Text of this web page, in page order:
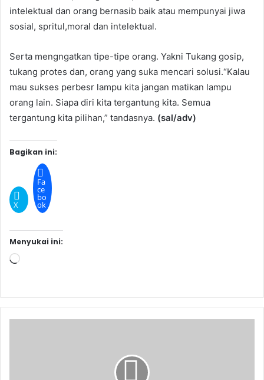
intelektual dan orang bernasib baik atau mempunyai jiwa
sosial, spritul,moral dan intelektual.
Serta mengngatkan tipe-tipe orang. Yakni Tukang gosip,
tukang protes dan, orang yang suka mencari solusi.“Kalau
mau sukses perbesr lampu kita jangan matikan lampu
orang lain. Siapa diri kita tergantung kita. Semua
tergantung kita pilihan,” tandasnya. (sal/adv)
Bagikan ini:
X
Fa
ce
bo
ok
Menyukai ini:
Memuat...